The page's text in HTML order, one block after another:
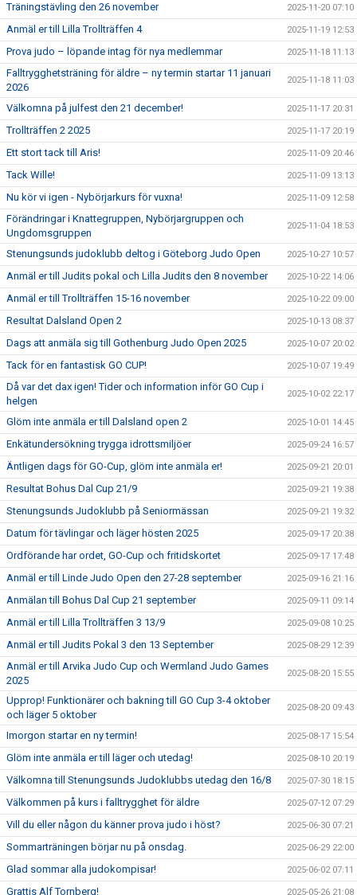
Träningstävling den 26 november 2025-11-20 07:10
Anmäl er till Lilla Trollträffen 4 2025-11-19 12:53
Prova judo – löpande intag för nya medlemmar 2025-11-18 11:13
Falltrygghetsträning för äldre – ny termin startar 11 januari
2026
2025-11-18 11:03
Välkomna på julfest den 21 december! 2025-11-17 20:31
Trollträffen 2 2025 2025-11-17 20:19
Ett stort tack till Aris! 2025-11-09 20:46
Tack Wille! 2025-11-09 13:13
Nu kör vi igen - Nybörjarkurs för vuxna! 2025-11-09 12:58
Förändringar i Knattegruppen, Nybörjargruppen och
Ungdomsgruppen
2025-11-04 18:53
Stenungsunds judoklubb deltog i Göteborg Judo Open 2025-10-27 10:57
Anmäl er till Judits pokal och Lilla Judits den 8 november 2025-10-22 14:06
Anmäl er till Trollträffen 15-16 november 2025-10-22 09:00
Resultat Dalsland Open 2 2025-10-13 08:37
Dags att anmäla sig till Gothenburg Judo Open 2025 2025-10-07 20:02
Tack för en fantastisk GO CUP! 2025-10-07 19:49
Då var det dax igen! Tider och information inför GO Cup i
helgen
2025-10-02 22:17
Glöm inte anmäla er till Dalsland open 2 2025-10-01 14:45
Enkätundersökning trygga idrottsmiljöer 2025-09-24 16:57
Äntligen dags för GO-Cup, glöm inte anmäla er! 2025-09-21 20:01
Resultat Bohus Dal Cup 21/9 2025-09-21 19:38
Stenungsunds Judoklubb på Seniormässan 2025-09-21 19:32
Datum för tävlingar och läger hösten 2025 2025-09-17 20:38
Ordförande har ordet, GO-Cup och fritidskortet 2025-09-17 17:48
Anmäl er till Linde Judo Open den 27-28 september 2025-09-16 21:16
Anmälan till Bohus Dal Cup 21 september 2025-09-11 09:14
Anmäl er till Lilla Trollträffen 3 13/9 2025-09-08 10:25
Anmäl er till Judits Pokal 3 den 13 September 2025-08-29 12:39
Anmäl er till Arvika Judo Cup och Wermland Judo Games
2025
2025-08-20 15:55
Upprop! Funktionärer och bakning till GO Cup 3-4 oktober
och läger 5 oktober
2025-08-20 09:43
Imorgon startar en ny termin! 2025-08-17 15:54
Glöm inte anmäla er till läger och utedag! 2025-08-10 20:19
Välkomna till Stenungsunds Judoklubbs utedag den 16/8 2025-07-30 18:15
Välkommen på kurs i falltrygghet för äldre 2025-07-12 07:29
Vill du eller någon du känner prova judo i höst? 2025-06-30 07:21
Sommarträningen börjar nu på onsdag. 2025-06-29 22:00
Glad sommar alla judokompisar! 2025-06-02 07:11
Grattis Alf Tornberg! 2025-05-26 21:08